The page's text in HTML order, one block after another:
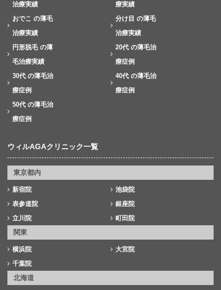
治療実績
療実績
おでこ の薄毛
治療実績
分け目 の薄毛
治療実績
円形脱毛 の薄
毛治療実績
20代 の薄毛治
療症例
30代 の薄毛治
療症例
40代 の薄毛治
療症例
50代 の薄毛治
療症例
ウィルAGAクリニック一覧
東京都内
新宿院
池袋院
表参道院
銀座院
立川院
町田院
関東
横浜院
大宮院
千葉院
北海道